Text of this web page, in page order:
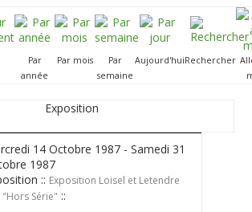
Par
année
Par mois
Par
semaine
Aujourd'huiRechercher
Exposition
14 Octobre 1987 - Samedi 31
1987
:: Exposition Loisel et Letendre
Série" ::